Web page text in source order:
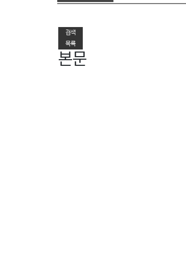
검색
목록
본문